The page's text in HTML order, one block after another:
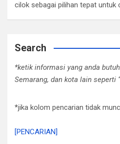
cilok sebagai pilihan tepat untuk
Search
*ketik informasi yang anda
Semarang, dan kota lain seperti
*jika kolom pencarian tidak
[PENCARIAN]